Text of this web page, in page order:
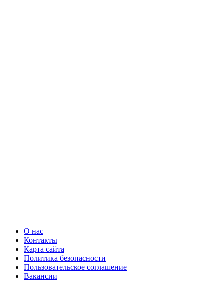
О нас
Контакты
Карта сайта
Политика безопасности
Пользовательское соглашение
Вакансии